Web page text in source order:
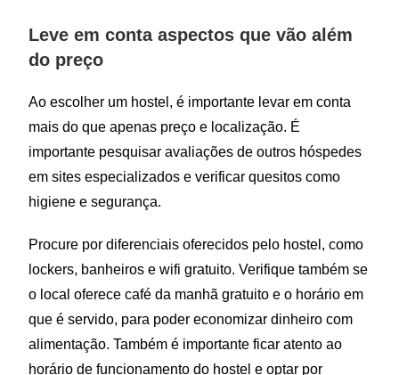
Leve em conta aspectos que vão além
do preço
Ao escolher um hostel, é importante levar em conta
mais do que apenas preço e localização. É
importante pesquisar avaliações de outros hóspedes
em sites especializados e verificar quesitos como
higiene e segurança.
Procure por diferenciais oferecidos pelo hostel, como
lockers, banheiros e wifi gratuito. Verifique também se
o local oferece café da manhã gratuito e o horário em
que é servido, para poder economizar dinheiro com
alimentação. Também é importante ficar atento ao
horário de funcionamento do hostel e optar por